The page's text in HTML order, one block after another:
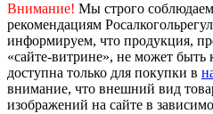
Внимание! Мы строго
рекомендациям
информируем, что продукция,
«сайте-витрине», не может быть
доступна только для покупки в
внимание, что внешний вид
изображений на сайте в